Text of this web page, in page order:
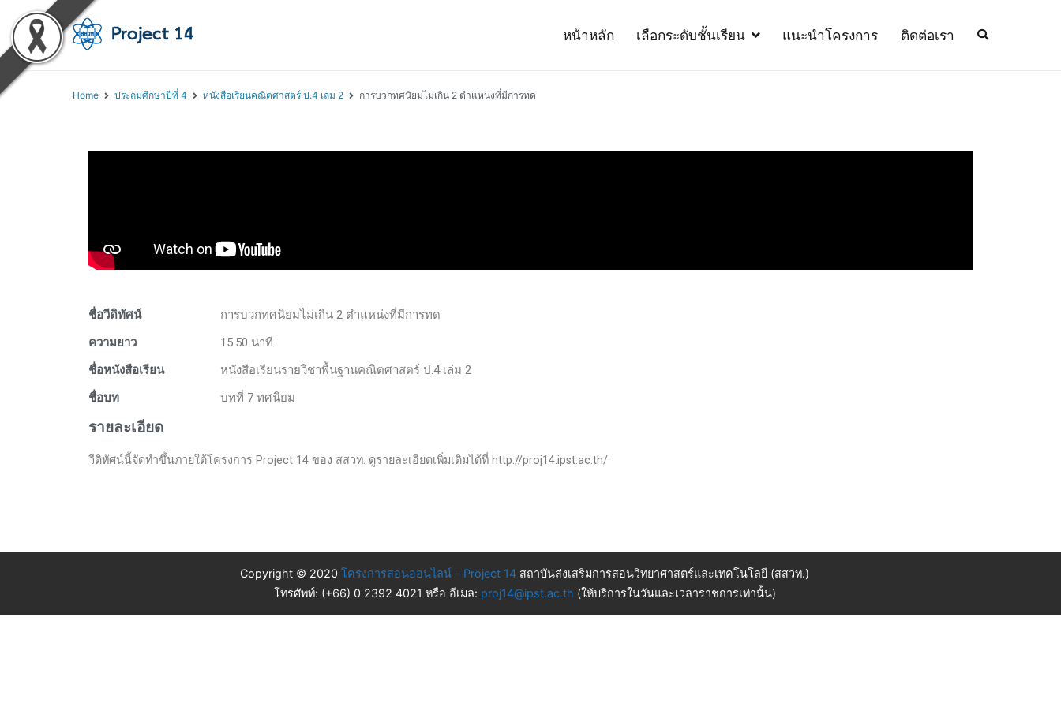
หน้าหลัก เลือกระดับชั้นเรียน แนะนำโครงการ ติดต่อเรา
Home ประถมศึกษาปีที่ 4 หนังสือเรียนคณิตศาสตร์ ป.4 เล่ม 2 การบวกทศนิยมไม่เกิน 2 ตำแหน่งที่มีการทด
ชื่อวีดิทัศน์
การบวกทศนิยมไม่เกิน 2 ตำแหน่งที่มีการทด
ความยาว
15.50 นาที
ชื่อหนังสือเรียน
หนังสือเรียนรายวิชาพื้นฐานคณิตศาสตร์ ป.4 เล่ม 2
ชื่อบท
บทที่ 7 ทศนิยม
รายละเอียด
วีดิทัศน์นี้จัดทำขึ้นภายใต้โครงการ Project 14 ของ สสวท. ดูรายละเอียดเพิ่มเติมได้ที่ http://proj14.ipst.ac.th/
Copyright © 2020 โครงการสอนออนไลน์ – Project 14 สถาบันส่งเสริมการสอนวิทยาศาสตร์และเทคโนโลยี (สสวท.)
โทรศัพท์: (+66) 0 2392 4021 หรือ อีเมล: proj14@ipst.ac.th (ให้บริการในวันและเวลาราชการเท่านั้น)